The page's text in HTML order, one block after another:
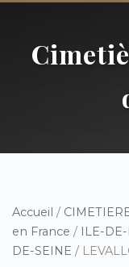
Accueil /
en France / ILE-
DE-SEINE /